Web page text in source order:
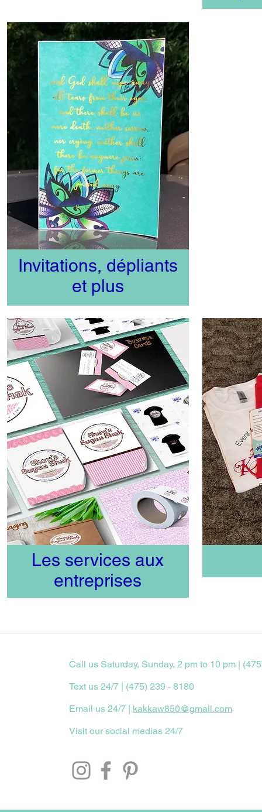
Invitations, dépliants
et plus
Les services aux
entreprises
Call us Saturday, Sunday, 2 pm to 10 pm |
Text us 24/7 | (475) 239 - 8180
Email us 24/7 | kakkaw850@gmail.com
Visit our social medias 24/7